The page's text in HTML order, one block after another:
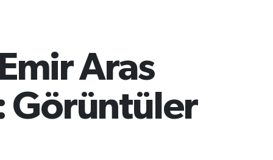
Aras
Görüntüler